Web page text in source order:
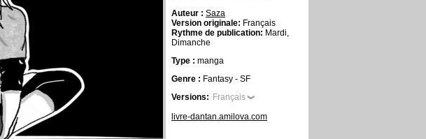
Auteur : Saza
Version originale: Français
Rythme de publication: Mardi,
Dimanche
Type : manga
Genre : Fantasy - SF
Versions: Français
livre-dantan.amilova.com